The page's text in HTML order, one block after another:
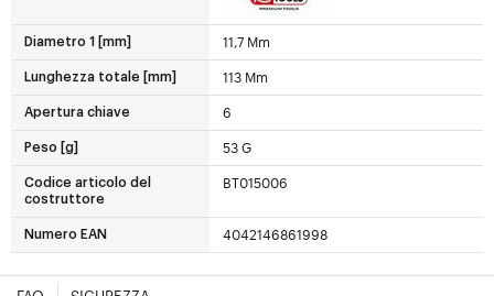
Diametro 1 [mm] 11,7 Mm
Lunghezza totale [mm] 113 Mm
Apertura chiave 6
Peso [g] 53 G
Codice articolo del
costruttore
BT015006
Numero EAN 4042146861998